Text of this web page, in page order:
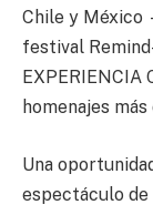
Chile y México
festival
EXPERIENCIA
homenajes
Una
espectáculo